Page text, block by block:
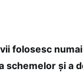
folosesc
schemelor şi a